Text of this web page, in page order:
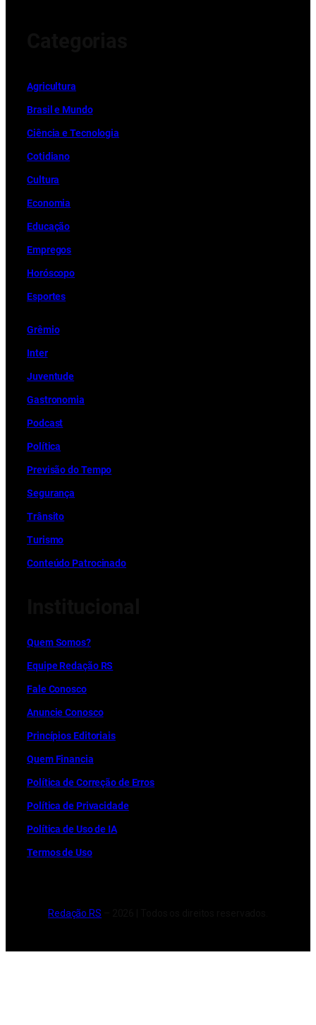
Agricultura
Brasil e Mundo
Ciência e Tecnologia
Cotidiano
Cultura
Economia
Educação
Empregos
Horóscopo
Esportes
Grêmio
Inter
Juventude
Gastronomia
Podcast
Política
Previsão do Tempo
Segurança
Trânsito
Turismo
Conteúdo Patrocinado
Quem Somos?
Equipe Redação RS
Fale Conosco
Anuncie Conosco
Princípios Editoriais
Quem Financia
Política de Correção de Erros
Política de Privacidade
Política de Uso de IA
Termos de Uso
Redação RS